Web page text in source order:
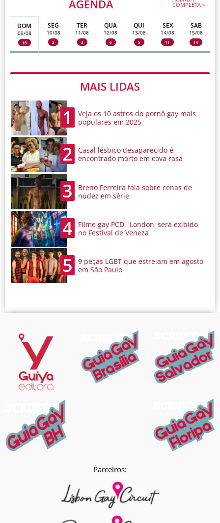
AGENDA COMPLETA >
DOM
09/08
18
SEG
10/08
2
TER
11/08
3
QUA
12/08
6
QUI
13/08
5
SEX
14/08
11
SAB
15/08
14
MAIS LIDAS
1
Veja os 10 astros do pornô gay mais
populares em 2025
2
Casal lésbico desaparecido é
encontrado morto em cova rasa
3
Breno Ferreira fala sobre cenas de
nudez em série
4
Filme gay PCD, 'London' será exibido
no Festival de Veneza
5
9 peças LGBT que estreiam em agosto
em São Paulo
Parceiros: